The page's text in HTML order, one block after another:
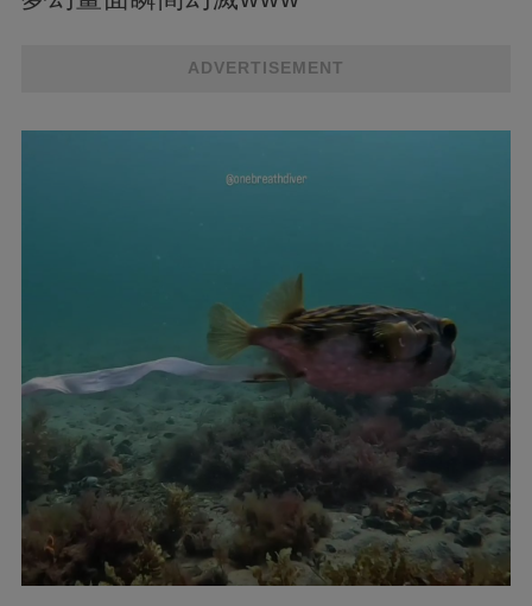
ADVERTISEMENT